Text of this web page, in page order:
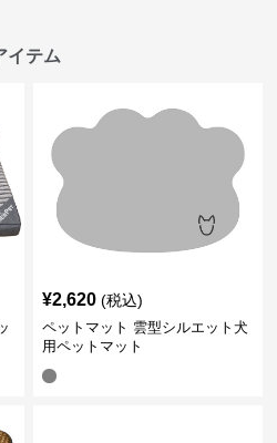
イテム
¥2,620 (税込)
ペットマット 雲型シルエット犬
用ペットマット